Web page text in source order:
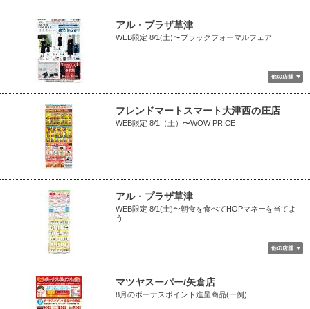
アル・プラザ草津
WEB限定 8/1(土)〜ブラックフォーマルフェア
フレンドマートスマート大津西の庄店
WEB限定 8/1（土）〜WOW PRICE
アル・プラザ草津
WEB限定 8/1(土)〜朝食を食べてHOPマネーを当てよ
う
マツヤスーパー/矢倉店
8月のボーナスポイント進呈商品(一例)